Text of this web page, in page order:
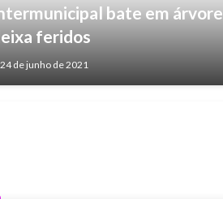
bate em árvore
feridos
24 de junho de 2021